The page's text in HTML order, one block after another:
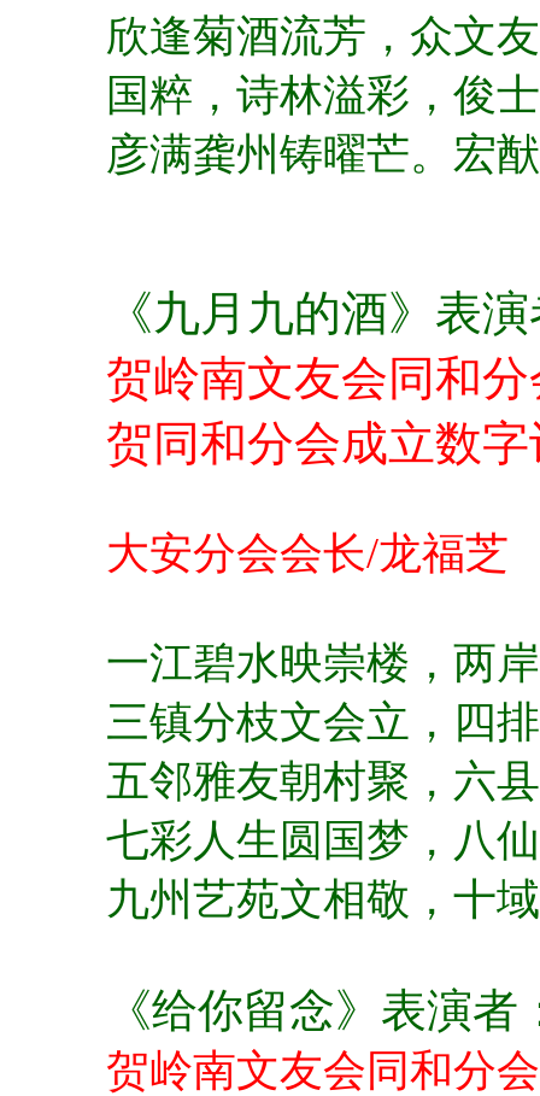
欣逢菊酒流芳，众文
国粹，诗林溢彩，俊
彦满龚州铸曜芒。宏
《九月九的酒》表
贺岭南文友会同和
贺同和分会成立数字
大安分会会长/龙福芝
一江碧水映崇楼， 两
三镇分枝文会立， 四
五邻雅友朝村聚， 六
七彩人生圆国梦， 八
九州艺苑文相敬， 十
《给你留念》表演
贺岭南文友会同和分